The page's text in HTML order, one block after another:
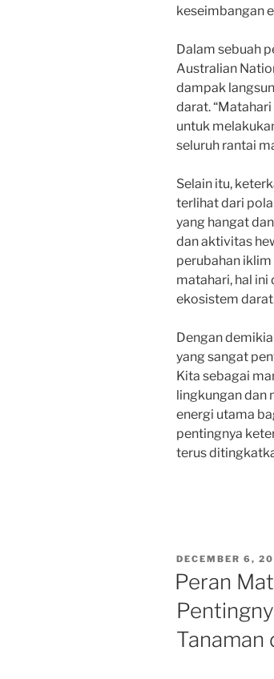
keseimbangan
Dalam sebuah
Australian
dampak
darat.
untuk
seluruh rantai
Selain itu,
terlihat dari
yang hangat
dan aktivitas
perubahan
matahari, hal
ekosistem
Dengan
yang sangat
Kita sebagai
lingkungan dan
energi utama
pentingnya
terus
POSTED
ON
DECEMBER 6,
Peran
Tanaman